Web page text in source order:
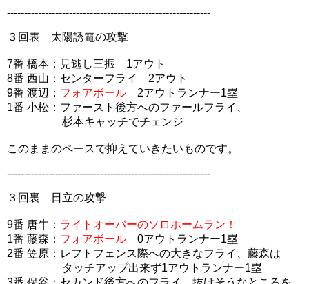
-----------------------------------------------------------
３回表 太陽誘電の攻撃
7番 橋本：見逃し三振 1アウト
8番 西山：センターフライ 2アウト
9番 渡辺： フォアボール 2アウトランナー1塁
1番 小松：ファースト後方へのファールフライ、
杉本キャッチでチェンジ
このままのペースで抑えていきたいものです。
-----------------------------------------------------------
３回裏 日立の攻撃
9番 唐牛： ライトオーバーのソロホームラン！
1番 藤森： フォアボール 0アウトランナー1塁
2番 笠原：レフトフェンス際への大きなフライ、藤森は
タッチアップ出来ず1アウトランナー1塁